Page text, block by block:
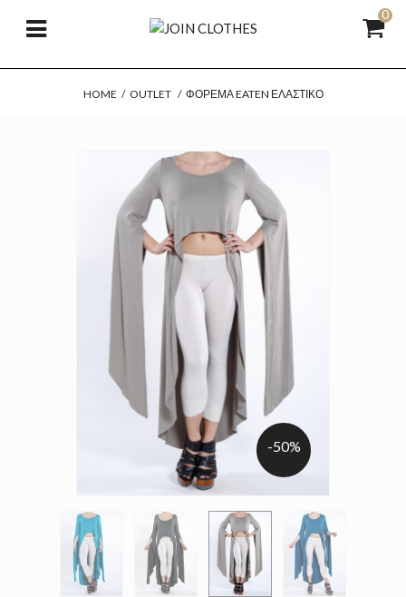
0
HOME / OUTLET / ΦΌΡΕΜΑ EATEN ΕΛΑΣΤΙΚΌ
-50%